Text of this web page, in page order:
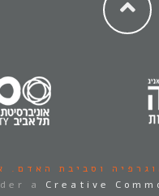
וסביבת האדם.
a Creative